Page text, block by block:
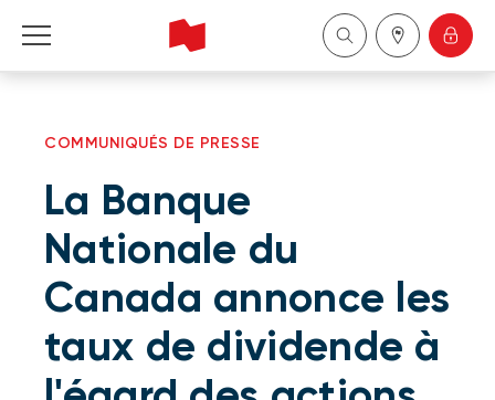
Gestion de patrimoine
À propos de nous
Devenir client
COMMUNIQUÉS DE PRESSE
La Banque
Nationale du
Canada annonce les
taux de dividende à